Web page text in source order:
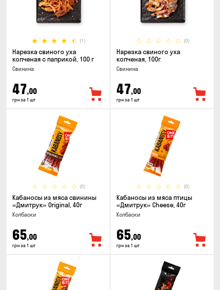
(1)
Нарезка свиного уха
копченая с паприкой, 100 г
Свинина
47,00
грн за 1 шт
(0)
Нарезка свиного уха
копченая, 100г
Свинина
47,00
грн за 1 шт
(0)
Кабаносы из мяса свинины
«Дмитрук» Original, 40г
Колбаски
65,00
грн за 1 шт
(0)
Кабаносы из мяса птицы
«Дмитрук» Cheese, 40г
Колбаски
65,00
грн за 1 шт